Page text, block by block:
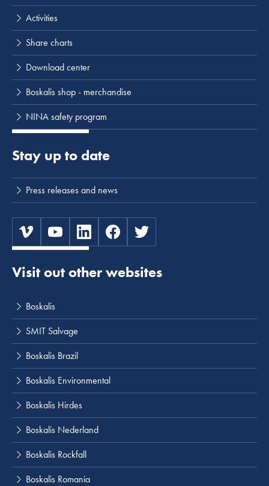
Activities
Share charts
Download center
Boskalis shop - merchandise
NINA safety program
Visit out other websites
Boskalis
SMIT Salvage
Boskalis Brazil
Boskalis Environmental
Boskalis Hirdes
Boskalis Nederland
Boskalis Rockfall
Boskalis Romania
Stay up to date
Press releases and news